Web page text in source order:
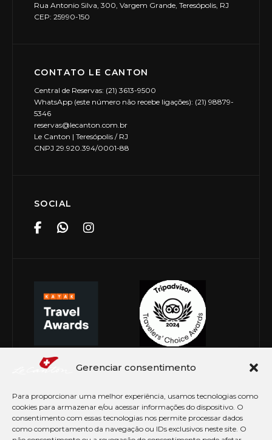
Gerenciar consentimento
Para proporcionar uma melhor experiência, usamos tecnologias como
cookies para armazenar e/ou acessar informações do dispositivo. O
consentimento com essas tecnologias nos permite processar dados
como comportamento da navegação ou IDs exclusivos neste site. O
Rua Antonio Silva, 300, Vargem Grande, Teresópolis, RJ
CEP: 25990-150
CONTATO LE CANTON
Central de Reservas: (21) 3613-9500
WhatsApp (este número não recebe ligações): (21) 98879-
5346
reservas@lecanton.com.br
Le Canton | Teresópolis / RJ
CNPJ 29.920.394/0001-88
SOCIAL